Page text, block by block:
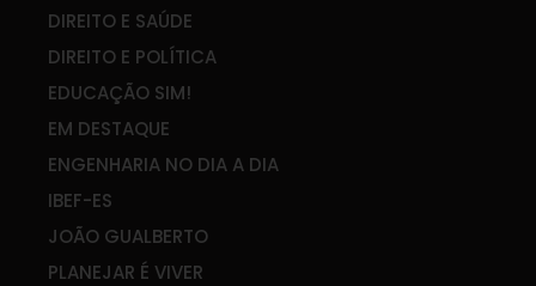
DIREITO E SAÚDE
DIREITO E POLÍTICA
EDUCAÇÃO SIM!
EM DESTAQUE
ENGENHARIA NO DIA A DIA
IBEF-ES
JOÃO GUALBERTO
PLANEJAR É VIVER